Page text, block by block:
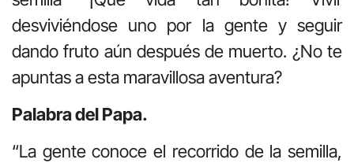
desviviéndose uno por la gente y seguir
dando fruto aún después de muerto. ¿No te
apuntas a esta maravillosa aventura?
Palabra del Papa.
“La gente conoce el recorrido de la semilla,